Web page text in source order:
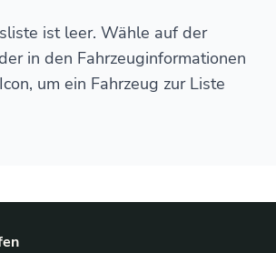
ist leer. Wähle auf der
in den Fahrzeuginformationen
um ein Fahrzeug zur Liste